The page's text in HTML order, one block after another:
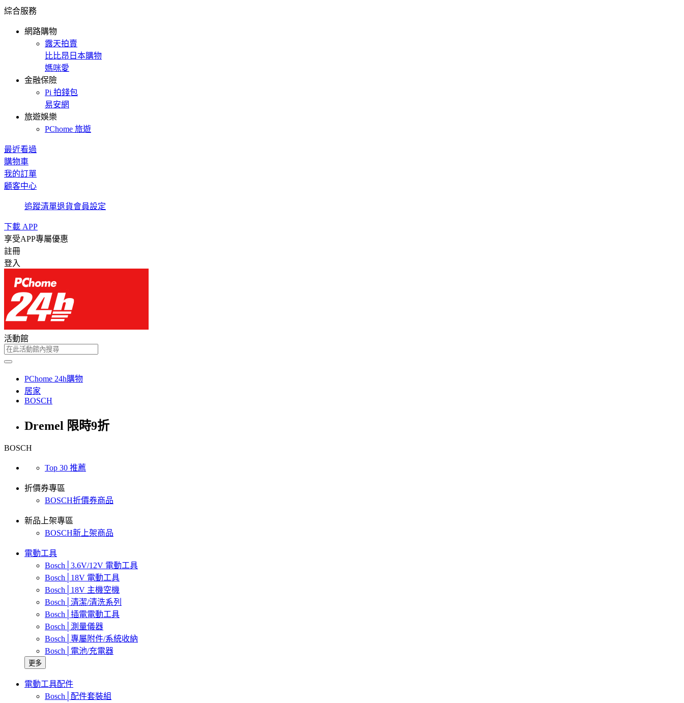
綜合服務
網路購物
露天拍賣
比比昂日本購物
媽咪愛
金融保險
Pi 拍錢包
易安網
旅遊娛樂
PChome 旅遊
最近看過
購物車
我的訂單
顧客中心
追蹤清單退貨會員設定
下載 APP
享受APP專屬優惠
註冊
登入
活動館
PChome 24h購物
居家
BOSCH
Dremel 限時9折
BOSCH
Top 30 推薦
折價券專區
BOSCH折價券商品
新品上架專區
BOSCH新上架商品
電動工具
Bosch│3.6V/12V 電動工具
Bosch│18V 電動工具
Bosch│18V 主機空機
Bosch│清潔/清洗系列
Bosch│插電電動工具
Bosch│測量儀器
Bosch│專屬附件/系統收納
Bosch│電池/充電器
更多
電動工具配件
Bosch│配件套裝組